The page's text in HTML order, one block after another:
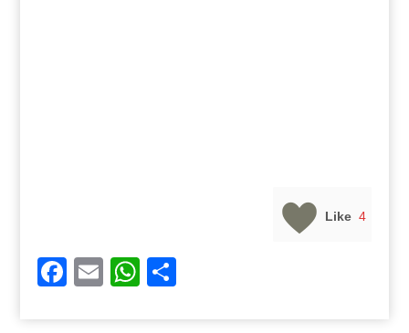
Like 4
Facebook
EmailWhatsApp